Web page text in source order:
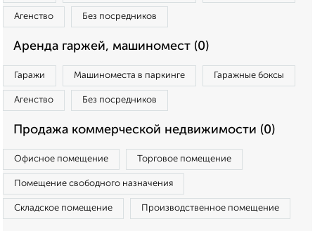
Агенство Без посредников
Аренда гаржей, машиномест (0)
Гаражи Машиноместа в паркинге Гаражные боксы
Агенство Без посредников
Продажа коммерческой недвижимости (0)
Офисное помещение Торговое помещение
Помещение свободного назначения
Складское помещение Производственное помещение